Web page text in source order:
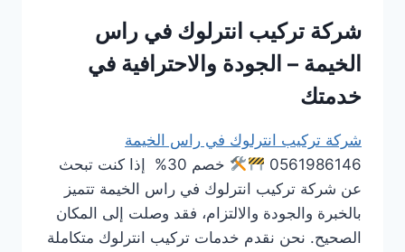
شركة تركيب انترلوك في راس
الخيمة – الجودة والاحترافية في
خدمتك
شركة تركيب انترلوك في راس الخيمة
0561986146
خصم 30% إذا كنت تبحث
عن شركة تركيب انترلوك في راس الخيمة تتميز
بالخبرة والجودة والالتزام، فقد وصلت إلى المكان
الصحيح. نحن نقدم خدمات تركيب انترلوك متكاملة